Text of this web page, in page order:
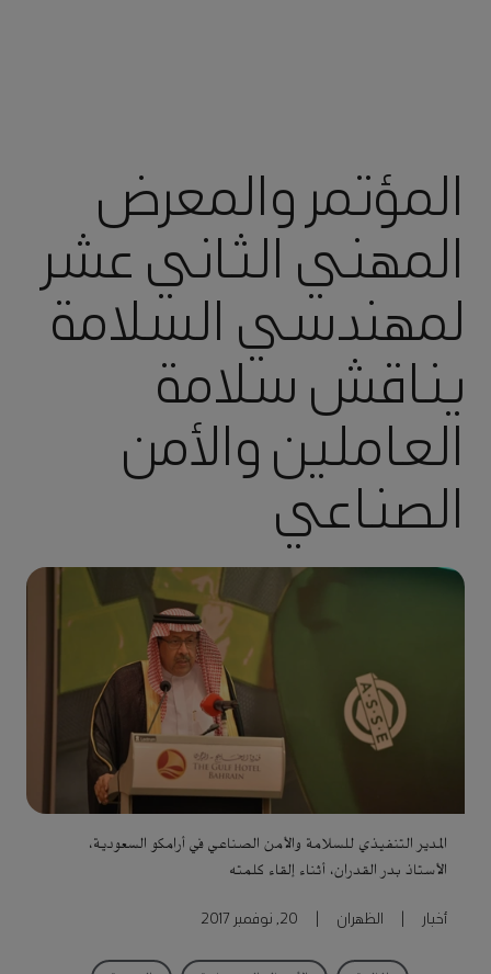
المؤتمر والمعرض
المهني الثاني عشر
لمهندسي السلامة
يناقش سلامة
العاملين والأمن
الصناعي
المدير التنفيذي للسلامة والأمن الصناعي في أرامكو السعودية،
الأستاذ بدر القدران، أثناء إلقاء كلمته
أخبار الظهران 20, نوفمبر 2017